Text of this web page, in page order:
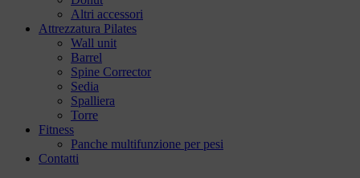
Altri accessori
Attrezzatura Pilates
Wall unit
Barrel
Spine Corrector
Sedia
Spalliera
Torre
Fitness
Panche multifunzione per pesi
Contatti